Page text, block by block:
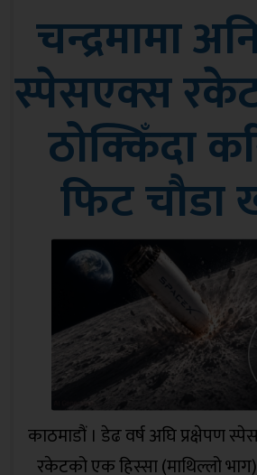
गरेको आरोपमा अख्तियार
बिहीबार विशेष अदालतमा भ्रष्टाचार
अख्तियारका अनुसार चिस्यान
चन्द्रमामा
स्पेसएक्स
ठोक्किँदा
फिट चौडा
काठमाडौं । डेढ वर्ष अघि प्रक्षेपण
रकेटको एक हिस्सा (माथिल्लो